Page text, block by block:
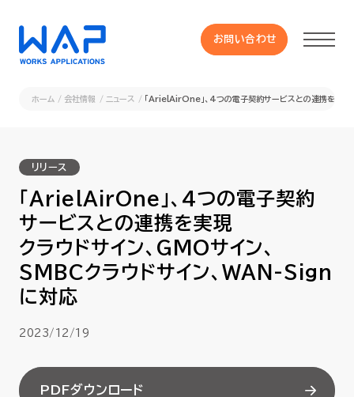
お問い合わせ
HUE 機能一覧
サービス
OXYGラインナップ
セミナー
ホーム 会社情報 ニュース 「ArielAirOne」、4つの電子契約サービスとの連携を実現
リリース
「ArielAirOne」、4つの電子契約
サービスとの連携を実現
クラウドサイン、GMOサイン、
SMBCクラウドサイン、WAN-Sign
に対応
2023/12/19
PDFダウンロード
お問い合わせ